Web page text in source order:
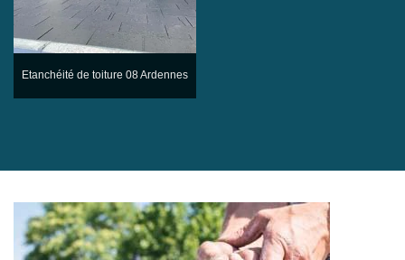
Etanchéité de toiture 08 Ardennes